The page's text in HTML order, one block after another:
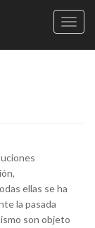
ellas se ha
la pasada
son objeto